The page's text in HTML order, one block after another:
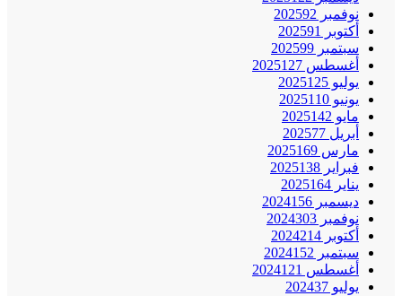
نوفمبر 2025 92
أكتوبر 2025
91
سبتمبر 2025 99
أغسطس 2025 127
يوليو 2025 125
يونيو 2025 110
مايو 2025 142
أبريل 2025 77
مارس 2025 169
فبراير 2025 138
يناير 2025 164
ديسمبر 2024 156
نوفمبر 2024 303
أكتوبر 2024 214
سبتمبر 2024 152
أغسطس 2024 121
يوليو 2024 37